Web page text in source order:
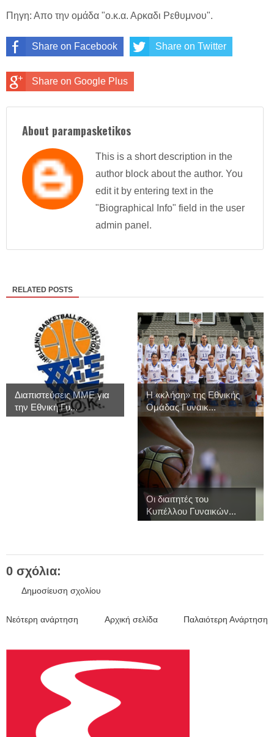
Πηγη: Απο την ομάδα "ο.κ.α. Αρκαδι Ρεθυμνου".
Share on Facebook Share on Twitter
Share on Google Plus
About parampasketikos
This is a short description in the
author block about the author. You
edit it by entering text in the
"Biographical Info" field in the user
admin panel.
RELATED POSTS
Διαπιστεύσεις MME για
την Εθνική Γυ...
Η «κλήση» της Εθνικής
Ομάδας Γυναικ...
Οι διαιτητές του
Κυπέλλου Γυναικών...
0 σχόλια:
Δημοσίευση σχολίου
Νεότερη ανάρτηση Παλαιότερη Ανάρτηση
Αρχική σελίδα